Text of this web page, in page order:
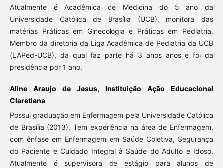
Atualmente é Acadêmica de Medicina do 5 ano da
Universidade Católica de Brasília (UCB), monitora das
matérias Práticas em Ginecologia e Práticas em Pediatria.
Membro da diretoria da Liga Acadêmica de Pediatria da UCB
(LAPed-UCB), da qual faz parte há 3 anos anos e foi da
presidência por 1 ano.
Aline Araujo de Jesus, Instituição Ação Educacional
Claretiana
Possui graduação em Enfermagem pela Universidade Católica
de Brasília (2013). Tem experiência na área de Enfermagem,
com ênfase em Enfermagem em Saúde Coletiva, Segurança
do Paciente e Cuidado Integral à Saúde do Adulto e Idoso.
Atualmente é supervisora de estágio para alunos de